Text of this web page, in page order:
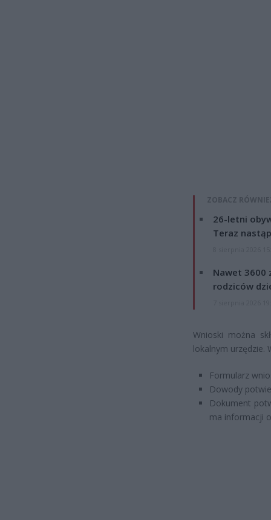
ZOBACZ
26-letni
Teraz
Nawet 3600
rodziców
Wnioski można
lokalnym urzędzie.
Formularz
Dowody
Dokument
ma informacji